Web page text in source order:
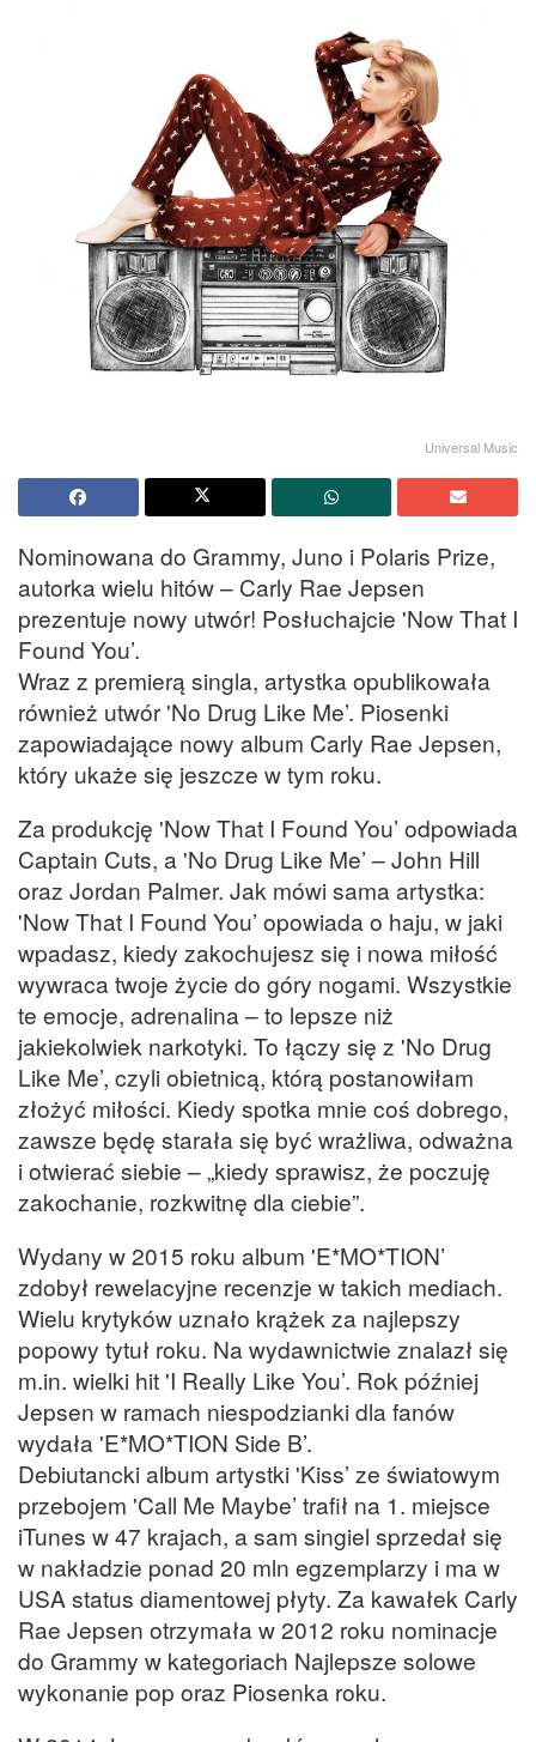
Universal Music
Nominowana do Grammy, Juno i Polaris Prize,
autorka wielu hitów – Carly Rae Jepsen
prezentuje nowy utwór! Posłuchajcie 'Now That I
Found You’.
Wraz z premierą singla, artystka opublikowała
również utwór 'No Drug Like Me’. Piosenki
zapowiadające nowy album Carly Rae Jepsen,
który ukaże się jeszcze w tym roku.
Za produkcję 'Now That I Found You’ odpowiada
Captain Cuts, a 'No Drug Like Me’ – John Hill
oraz Jordan Palmer. Jak mówi sama artystka:
'Now That I Found You’ opowiada o haju, w jaki
wpadasz, kiedy zakochujesz się i nowa miłość
wywraca twoje życie do góry nogami. Wszystkie
te emocje, adrenalina – to lepsze niż
jakiekolwiek narkotyki. To łączy się z 'No Drug
Like Me’, czyli obietnicą, którą postanowiłam
złożyć miłości. Kiedy spotka mnie coś dobrego,
zawsze będę starała się być wrażliwa, odważna
i otwierać siebie – „kiedy sprawisz, że poczuję
zakochanie, rozkwitnę dla ciebie”.
Wydany w 2015 roku album 'E*MO*TION’
zdobył rewelacyjne recenzje w takich mediach.
Wielu krytyków uznało krążek za najlepszy
popowy tytuł roku. Na wydawnictwie znalazł się
m.in. wielki hit 'I Really Like You’. Rok później
Jepsen w ramach niespodzianki dla fanów
wydała 'E*MO*TION Side B’.
Debiutancki album artystki 'Kiss’ ze światowym
przebojem 'Call Me Maybe’ trafił na 1. miejsce
iTunes w 47 krajach, a sam singiel sprzedał się
w nakładzie ponad 20 mln egzemplarzy i ma w
USA status diamentowej płyty. Za kawałek Carly
Rae Jepsen otrzymała w 2012 roku nominacje
do Grammy w kategoriach Najlepsze solowe
wykonanie pop oraz Piosenka roku.